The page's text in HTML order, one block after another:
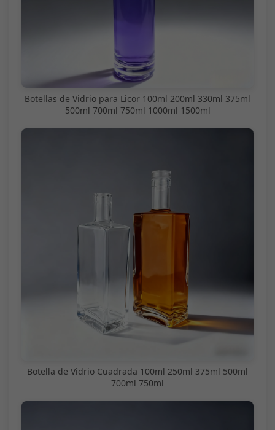
Botellas de Vidrio para Licor 100ml 200ml 330ml 375ml
500ml 700ml 750ml 1000ml 1500ml
Botella de Vidrio Cuadrada 100ml 250ml 375ml 500ml
700ml 750ml